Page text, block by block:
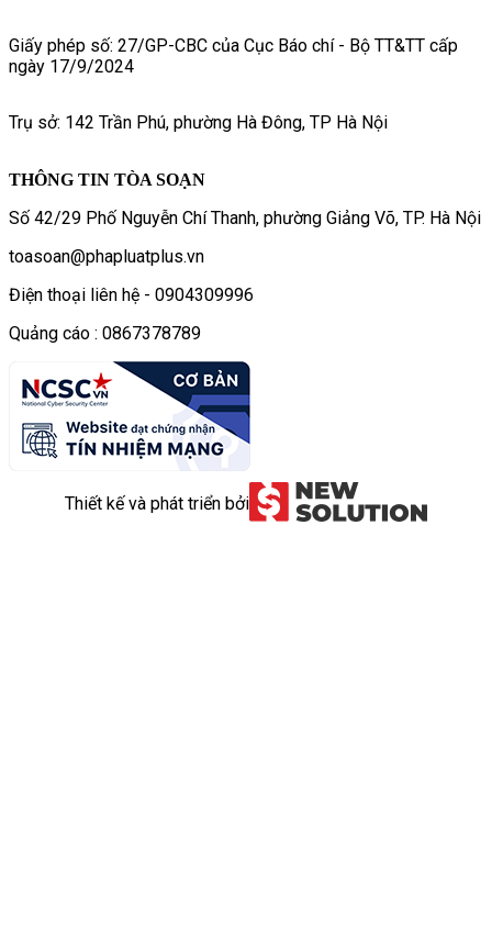
Giấy phép số: 27/GP-CBC của Cục Báo chí - Bộ TT&TT cấp
ngày 17/9/2024
Trụ sở: 142 Trần Phú, phường Hà Đông, TP Hà Nội
THÔNG TIN TÒA SOẠN
Số 42/29 Phố Nguyễn Chí Thanh, phường Giảng Võ, TP. Hà Nội
toasoan@phapluatplus.vn
Điện thoại liên hệ - 0904309996
Quảng cáo : 0867378789
Thiết kế và phát triển bởi